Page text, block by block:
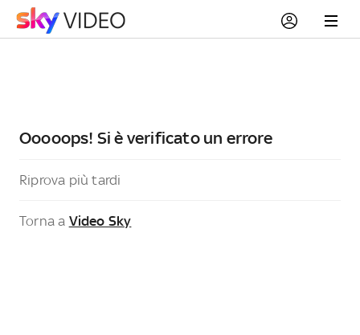
Ooooops! Si è verificato un errore
Riprova più tardi
Torna a Video Sky